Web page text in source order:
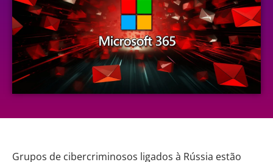
Grupos de cibercriminosos ligados à Rússia estão